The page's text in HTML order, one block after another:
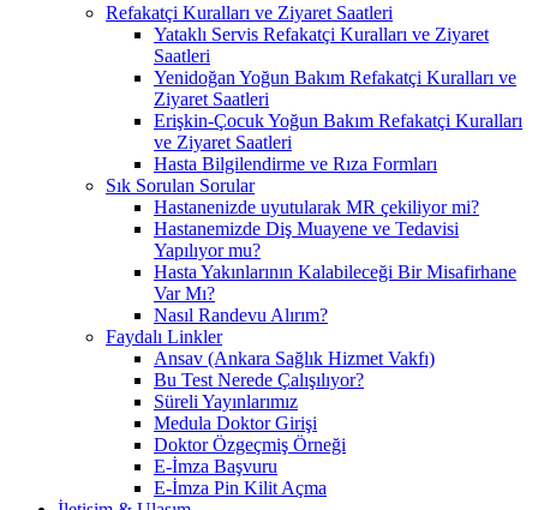
Refakatçi Kuralları ve Ziyaret Saatleri
Yataklı Servis Refakatçi Kuralları ve Ziyaret
Saatleri
Yenidoğan Yoğun Bakım Refakatçi Kuralları ve
Ziyaret Saatleri
Erişkin-Çocuk Yoğun Bakım Refakatçi Kuralları
ve Ziyaret Saatleri
Hasta Bilgilendirme ve Rıza Formları
Sık Sorulan Sorular
Hastanenizde uyutularak MR çekiliyor mi?
Hastanemizde Diş Muayene ve Tedavisi
Yapılıyor mu?
Hasta Yakınlarının Kalabileceği Bir Misafirhane
Var Mı?
Nasıl Randevu Alırım?
Faydalı Linkler
Ansav (Ankara Sağlık Hizmet Vakfı)
Bu Test Nerede Çalışılıyor?
Süreli Yayınlarımız
Medula Doktor Girişi
Doktor Özgeçmiş Örneği
E-İmza Başvuru
E-İmza Pin Kilit Açma